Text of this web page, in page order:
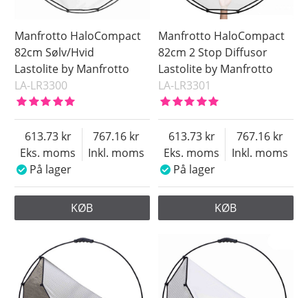
Pris
Ikke på lager
Manfrotto HaloCompact
82cm Sølv/Hvid
Lastolite by Manfrotto
LA-LR3300
Eks. moms
613.73
Inkl. moms
767.16
På lager
KØB
Manfrotto HaloCompact
82cm 2 Stop Diffusor
Lastolite by Manfrotto
LA-LR3301
Eks. moms
613.73
Inkl. moms
767.16
På lager
KØB